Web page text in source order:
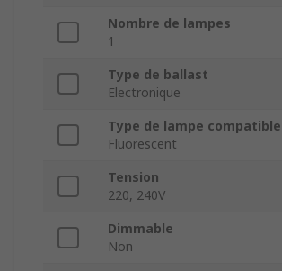
Nombre de lampes
1
Type de ballast
Electronique
Type de lampe compatible
Fluorescent
Tension
220, 240V
Dimmable
Non